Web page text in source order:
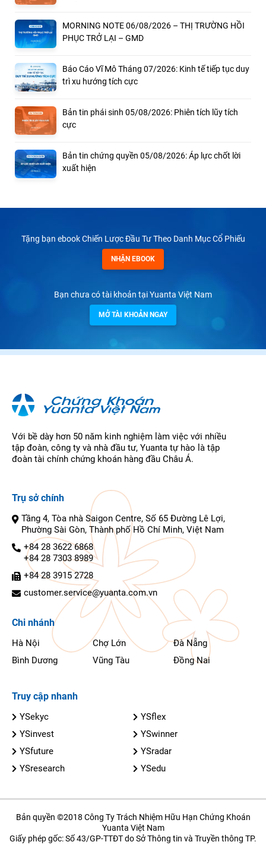
MORNING NOTE 06/08/2026 – THỊ TRƯỜNG HỒI
PHỤC TRỞ LẠI – GMD
Báo Cáo Vĩ Mô Tháng 07/2026: Kinh tế tiếp tục duy
trì xu hướng tích cực
Bản tin phái sinh 05/08/2026: Phiên tích lũy tích
cực
Bản tin chứng quyền 05/08/2026: Áp lực chốt lời
xuất hiện
Tặng bạn ebook Chiến Lược Đầu Tư Theo Danh Mục Cổ Phiếu
NHẬN EBOOK
Bạn chưa có tài khoản tại Yuanta Việt Nam
MỞ TÀI KHOẢN NGAY
Với bề dày hơn 50 năm kinh nghiệm làm việc với nhiều
tập đoàn, công ty và nhà đầu tư, Yuanta tự hào là tập
đoàn tài chính chứng khoán hàng đầu Châu Á.
Trụ sở chính
Tầng 4, Tòa nhà Saigon Centre, Số 65 Đường Lê Lợi,
Phường Sài Gòn, Thành phố Hồ Chí Minh, Việt Nam
+84 28 3622 6868
+84 28 7303 8989
+84 28 3915 2728
customer.service@yuanta.com.vn
Chi nhánh
Hà Nội Chợ Lớn
Đà Nẵng
Bình Dương
Vũng Tàu Đồng Nai
Truy cập nhanh
YSekyc
YSflex
YSinvest
YSwinner
YSfuture
YSradar
YSresearch
YSedu
Bản quyền ©2018 Công Ty Trách Nhiệm Hữu Hạn Chứng Khoán
Yuanta Việt Nam
Giấy phép gốc: Số 43/GP-TTĐT do Sở Thông tin và Truyền thông TP.